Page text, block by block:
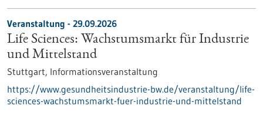
Veranstaltung - 29.09.2026
Life Sciences: Wachstumsmarkt für Industrie
und Mittelstand
Stuttgart, Informationsveranstaltung
https://www.gesundheitsindustrie-bw.de/veranstaltung/life-
sciences-wachstumsmarkt-fuer-industrie-und-mittelstand